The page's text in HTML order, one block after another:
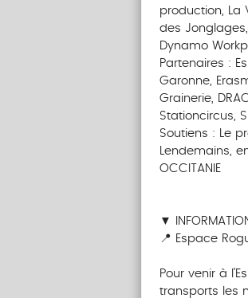
production, La
des
Dynamo
Partenaires :
Garonne,
Grainerie,
Stationcircus,
Soutiens : Le
Lendemains,
OCCITANIE
▼
📍 Espace
Pour venir à
transports les